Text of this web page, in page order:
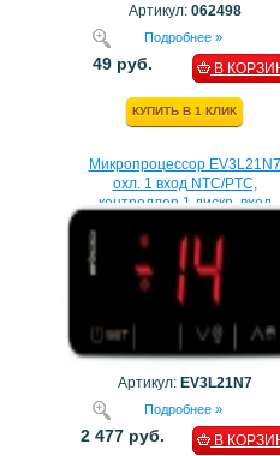
Артикул: 062498
Подробнее »
49 руб. В
КУПИТЬ В 1 КЛИК
Микропроцессор EV3L21N7
охл. 1 вход NTC/PTC,
контроллер 1 дискр. вход
Артикул: EV3L21N7
Подробнее »
2 477 руб. В